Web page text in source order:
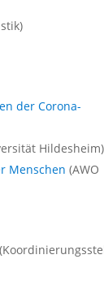
der Corona-
Hildesheim)
Menschen (AWO